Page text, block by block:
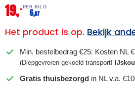
19,– PER KILO
6,67
Het product is op. Bekijk
Min. bestelbedrag €25: Kosten NL
(Diepgevroren gekoeld transport!
Gratis thuisbezorgd in NL v.a.